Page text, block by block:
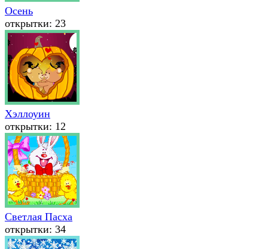
Осень
открытки: 23
Хэллоуин
открытки: 12
Светлая Пасха
открытки: 34